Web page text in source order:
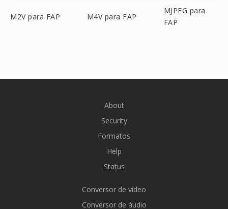
M2V para FAP M4V para FAP
MJPEG para
FAP
About
Security
Formatos
Help
Status
Conversor de vídeo
Conversor de áudio